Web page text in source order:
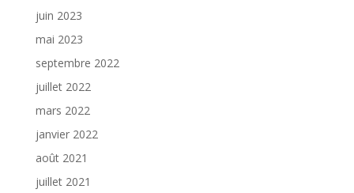
juin 2023
mai 2023
septembre 2022
juillet 2022
mars 2022
janvier 2022
août 2021
juillet 2021